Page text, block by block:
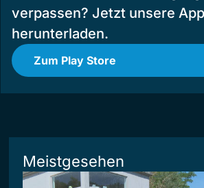
verpassen? Jetzt unsere App
herunterladen.
Zum Play Store
Meistgesehen